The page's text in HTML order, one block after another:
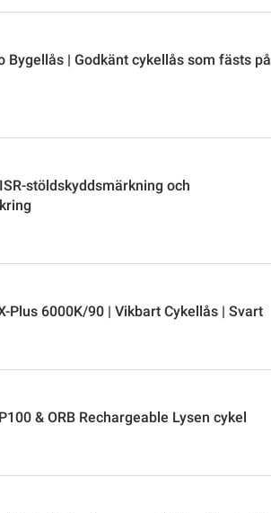
Bygellås | Godkänt cykellås som fästs på
stöldskyddsmärkning och
Plus 6000K/90 | Vikbart Cykellås | Svart
& ORB Rechargeable Lysen cykel